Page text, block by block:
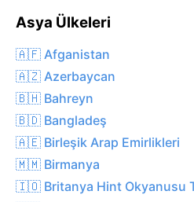
Asya Ülkeleri
🇦🇫 Afganistan
🇦🇿 Azerbaycan
🇧🇭 Bahreyn
🇧🇩 Bangladeş
🇦🇪 Birleşik Arap Emirlikleri
🇲🇲 Birmanya
🇮🇴 Britanya Hint Okyanusu